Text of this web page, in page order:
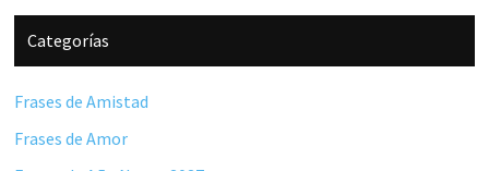
Barra
lateral
principal
Categorías
Frases de Amistad
Frases de Amor